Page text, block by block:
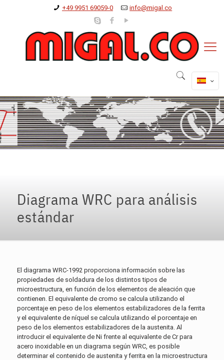
+49 9951 69059-0 info@migal.co
Diagrama WRC para análisis
estándar
El diagrama WRC-1992 proporciona información sobre las
propiedades de soldadura de los distintos tipos de
microestructura, en función de los elementos de aleación que
contienen. El equivalente de cromo se calcula utilizando el
porcentaje en peso de los elementos estabilizadores de la ferrita
y el equivalente de níquel se calcula utilizando el porcentaje en
peso de los elementos estabilizadores de la austenita. Al
introducir el equivalente de Ni frente al equivalente de Cr para
acero inoxidable en un diagrama según WRC, es posible
determinar el contenido de austenita y ferrita en la microestructura